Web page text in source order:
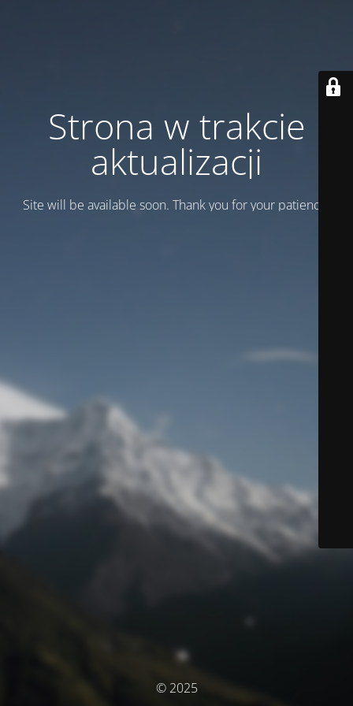
Strona w trakcie
aktualizacji
Site will be available soon. Thank you for your patience!
© 2025